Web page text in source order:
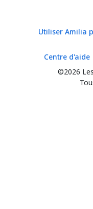
Utiliser Amilia
©2026
Centre d'aide